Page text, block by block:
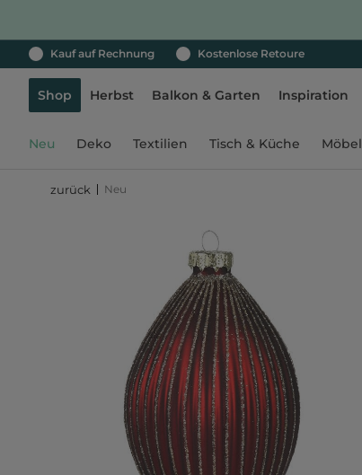
Kauf auf Rechnung Kostenlose Retoure
Shop Herbst Balkon & Garten Inspiration
Neu Deko Textilien Tisch & Küche Möbel
zurück Neu